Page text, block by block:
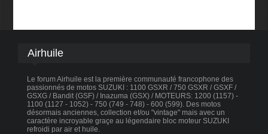
Airhuile
Le forum Airhuile est la première communauté francophone des
passionnés de motos SUZUKI : 1100 GSXR / 750 GSXR / GSXF /
GSXG / Bandit (GSF) / Inazuma (GSX) / MOTEURS: 1200 (1157) -
1100 (1127 - 1052) - 750 (749 - 748) - 600 (599). Des motos
désormais anciennes, collection et/ou "vintage" mais avec un
caractère incroyable graçe au légendaire bloc moteur SUZUKI
refroidi par air et huile.